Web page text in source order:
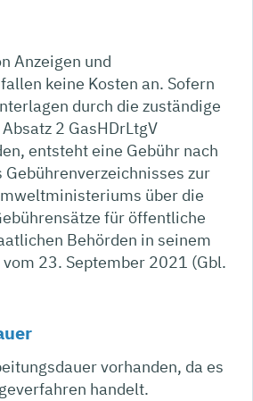
Anzeigen und
keine Kosten an. Sofern
durch die zuständige
2 GasHDrLtgV
entsteht eine Gebühr nach
zur
über die
für öffentliche
Behörden in seinem
23. September 2021 (Gbl.
vorhanden, da es
handelt.